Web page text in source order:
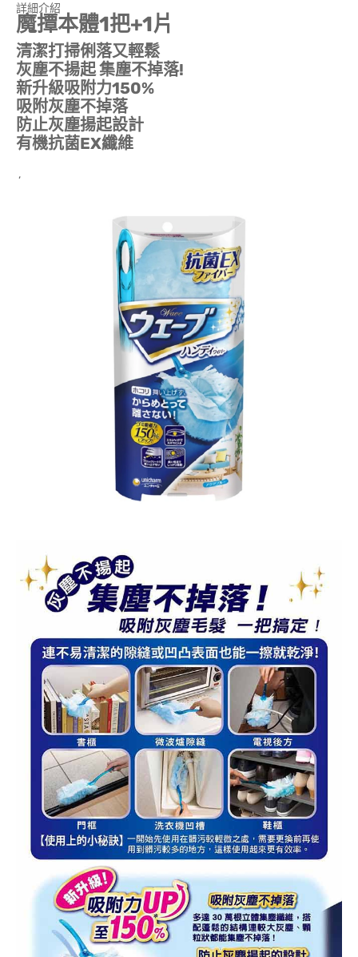
詳細介紹
魔撢本體1把+1片
清潔打掃俐落又輕鬆
灰塵不揚起 集塵不掉落!
新升級吸附力150%
吸附灰塵不掉落
防止灰塵揚起設計
有機抗菌EX纖維
,